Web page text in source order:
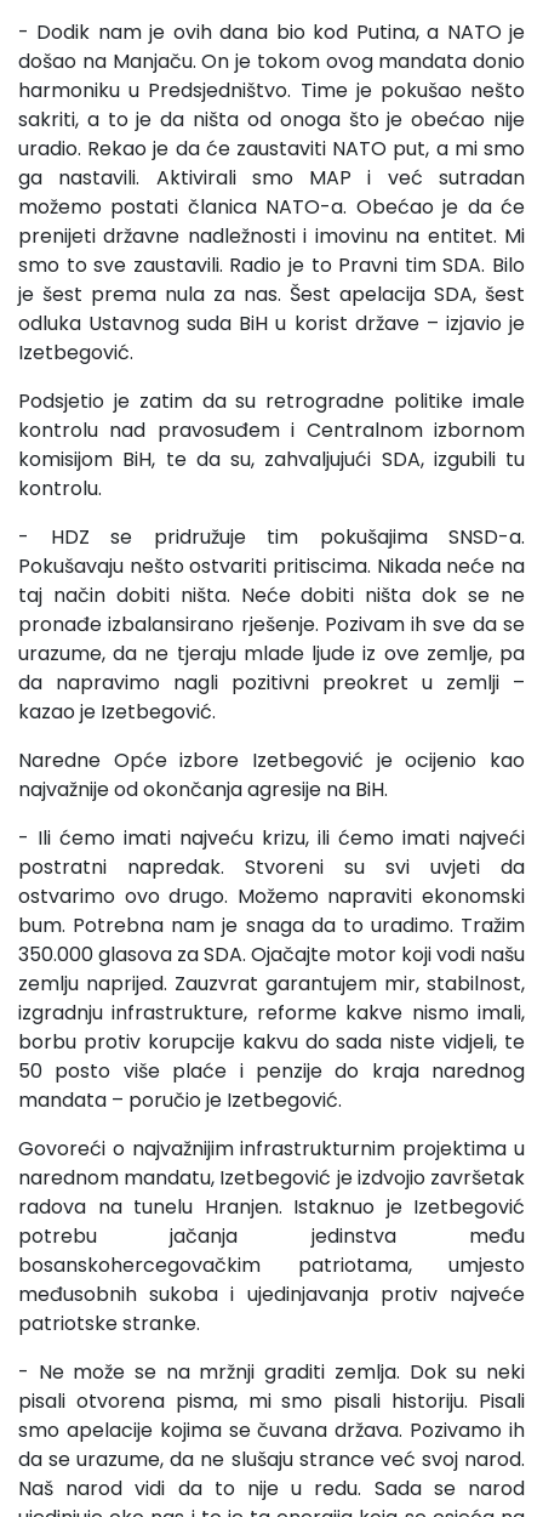
- Dodik nam je ovih dana bio kod Putina, a NATO je
došao na Manjaču. On je tokom ovog mandata donio
harmoniku u Predsjedništvo. Time je pokušao nešto
sakriti, a to je da ništa od onoga što je obećao nije
uradio. Rekao je da će zaustaviti NATO put, a mi smo
ga nastavili. Aktivirali smo MAP i već sutradan
možemo postati članica NATO-a. Obećao je da će
prenijeti državne nadležnosti i imovinu na entitet. Mi
smo to sve zaustavili. Radio je to Pravni tim SDA. Bilo
je šest prema nula za nas. Šest apelacija SDA, šest
odluka Ustavnog suda BiH u korist države – izjavio je
Izetbegović.
Podsjetio je zatim da su retrogradne politike imale
kontrolu nad pravosuđem i Centralnom izbornom
komisijom BiH, te da su, zahvaljujući SDA, izgubili tu
kontrolu.
- HDZ se pridružuje tim pokušajima SNSD-a.
Pokušavaju nešto ostvariti pritiscima. Nikada neće na
taj način dobiti ništa. Neće dobiti ništa dok se ne
pronađe izbalansirano rješenje. Pozivam ih sve da se
urazume, da ne tjeraju mlade ljude iz ove zemlje, pa
da napravimo nagli pozitivni preokret u zemlji –
kazao je Izetbegović.
Naredne Opće izbore Izetbegović je ocijenio kao
najvažnije od okončanja agresije na BiH.
- Ili ćemo imati najveću krizu, ili ćemo imati najveći
postratni napredak. Stvoreni su svi uvjeti da
ostvarimo ovo drugo. Možemo napraviti ekonomski
bum. Potrebna nam je snaga da to uradimo. Tražim
350.000 glasova za SDA. Ojačajte motor koji vodi našu
zemlju naprijed. Zauzvrat garantujem mir, stabilnost,
izgradnju infrastrukture, reforme kakve nismo imali,
borbu protiv korupcije kakvu do sada niste vidjeli, te
50 posto više plaće i penzije do kraja narednog
mandata – poručio je Izetbegović.
Govoreći o najvažnijim infrastrukturnim projektima u
narednom mandatu, Izetbegović je izdvojio završetak
radova na tunelu Hranjen. Istaknuo je Izetbegović
potrebu jačanja jedinstva među
bosanskohercegovačkim patriotama, umjesto
međusobnih sukoba i ujedinjavanja protiv najveće
patriotske stranke.
- Ne može se na mržnji graditi zemlja. Dok su neki
pisali otvorena pisma, mi smo pisali historiju. Pisali
smo apelacije kojima se čuvana država. Pozivamo ih
da se urazume, da ne slušaju strance već svoj narod.
Naš narod vidi da to nije u redu. Sada se narod